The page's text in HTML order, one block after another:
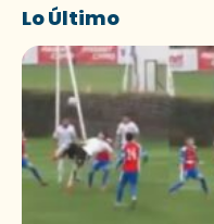
Lo Último